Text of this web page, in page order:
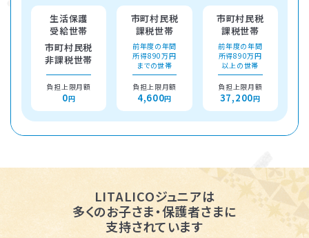
生活保護
受給世帯
市町村民税
非課税世帯
負担上限月額
0円
市町村民税
課税世帯
前年度の年間
所得890万円
までの世帯
負担上限月額
4,600円
市町村民税
課税世帯
前年度の年間
所得890万円
以上の世帯
負担上限月額
37,200円
LITALICOジュニアは
多くのお子さま・保護者さまに
支持されています